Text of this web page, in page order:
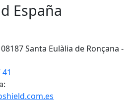
España
Santa Eulàlia de Ronçana -